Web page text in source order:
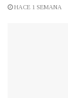
HACE 1 SEMANA